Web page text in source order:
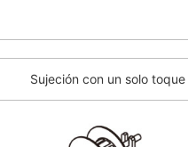
Sujeción con un solo toque